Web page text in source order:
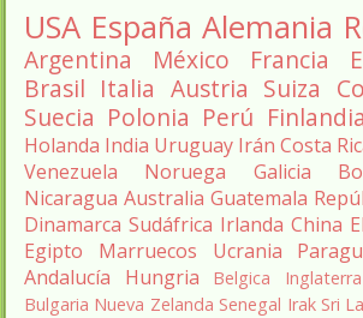
USA España Alemania
Argentina México Francia
Brasil Italia Austria Suiza
Suecia Polonia Perú Finlandia
Holanda India Uruguay Irán Costa
Venezuela
Noruega Galicia
Nicaragua Australia Guatemala
Dinamarca Sudáfrica Irlanda China
Egipto
Marruecos Ucrania
Andalucía
Hungria Belgica Inglaterra
Bulgaria Nueva Zelanda Senegal Irak Sri